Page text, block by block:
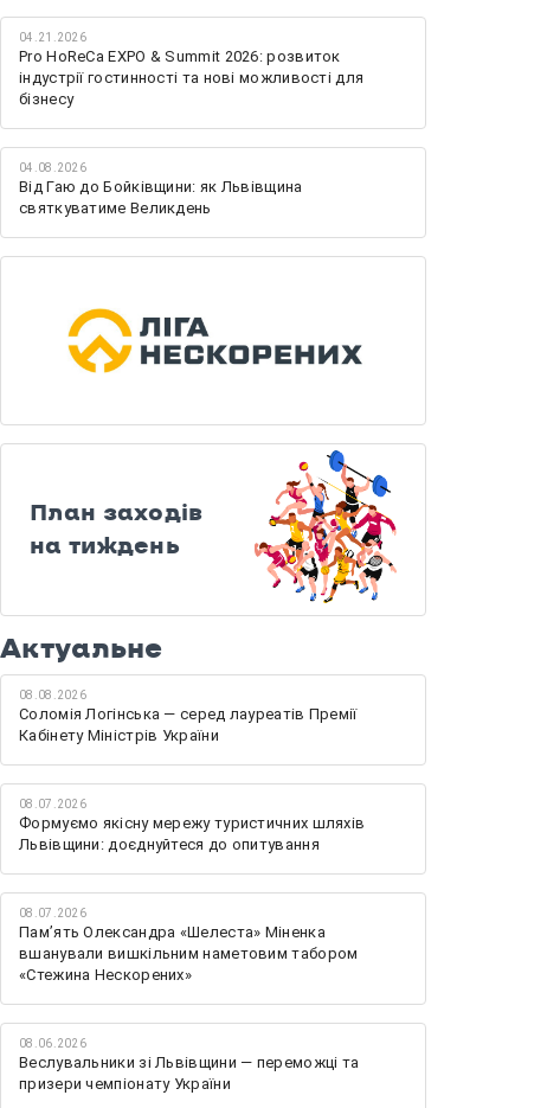
04.21.2026
Pro HoReCa EXPO & Summit 2026: розвиток
індустрії гостинності та нові можливості для
бізнесу
04.08.2026
Від Гаю до Бойківщини: як Львівщина
святкуватиме Великдень
План заходів
на тиждень
Актуальне
08.08.2026
Соломія Логінська — серед лауреатів Премії
Кабінету Міністрів України
08.07.2026
Формуємо якісну мережу туристичних шляхів
Львівщини: доєднуйтеся до опитування
08.07.2026
Памʼять Олександра «Шелеста» Міненка
вшанували вишкільним наметовим табором
«Стежина Нескорених»
08.06.2026
Веслувальники зі Львівщини — переможці та
призери чемпіонату України